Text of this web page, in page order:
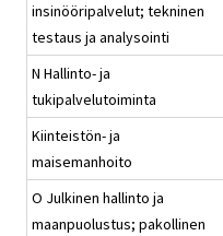
insinööripalvelut; tekninen
testaus ja analysointi
N Hallinto- ja
tukipalvelutoiminta
Kiinteistön- ja
maisemanhoito
O Julkinen hallinto ja
maanpuolustus; pakollinen